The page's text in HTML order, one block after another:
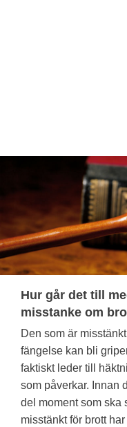
Hur går det till
misstanke om
Den som är
fängelse kan bli
faktiskt leder till
som påverkar. Innan
del moment som ska
misstänkt för brott